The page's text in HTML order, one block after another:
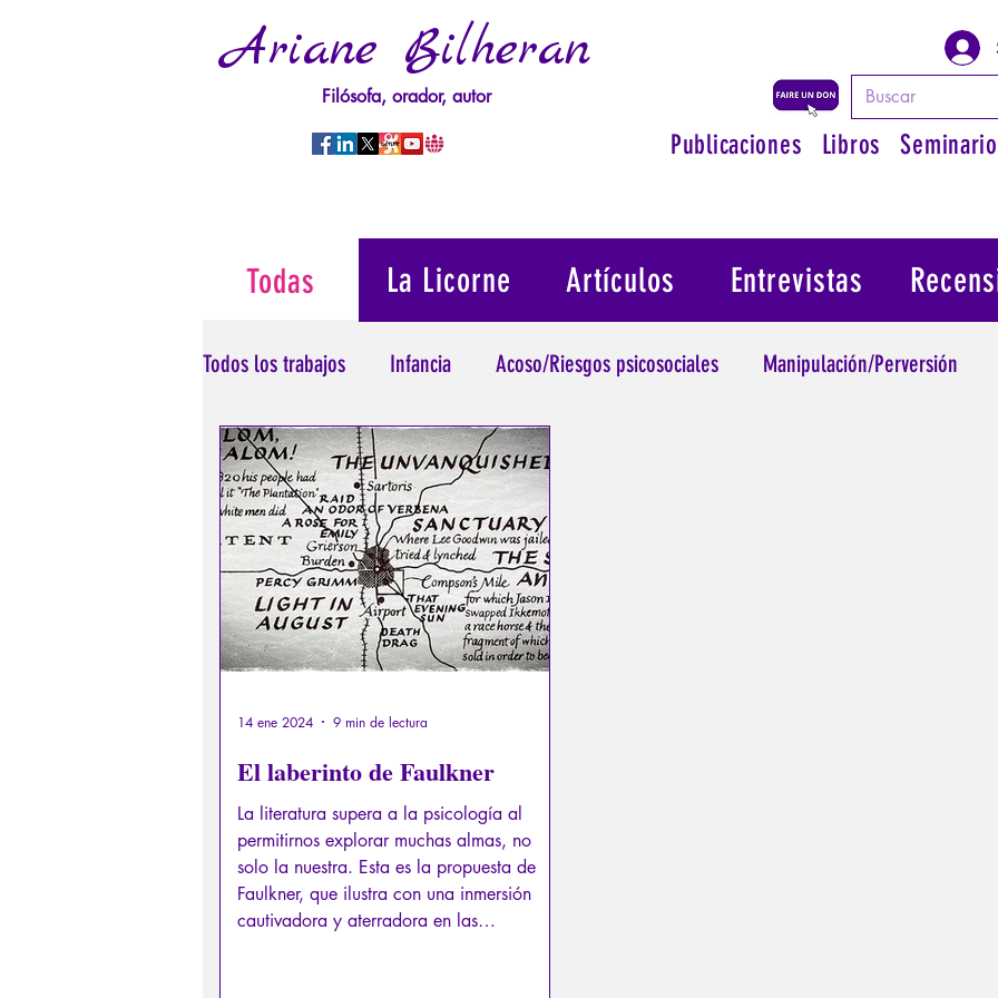
Ariane Bilheran
Filósofa, orador, autor
Publicaciones Libros
Todos los trabajos Infancia Acoso/Riesgos psicosociales Manipulación/Perversión
Psicopatología del Poder Traumatismo
Derechos sexuales/Educación sexual
Filosofando por los mitos griegos
Filosofía Conferencias
El laberinto de Faulkner
La literatura supera a la psicología al
permitirnos explorar muchas almas, no
solo la nuestra. Esta es la propuesta de
Faulkner, que ilustra con una inmersión
cautivadora y aterradora en las
14 ene 2024 9 min de lectura
La Licorne Artículos
Todas Entrevistas